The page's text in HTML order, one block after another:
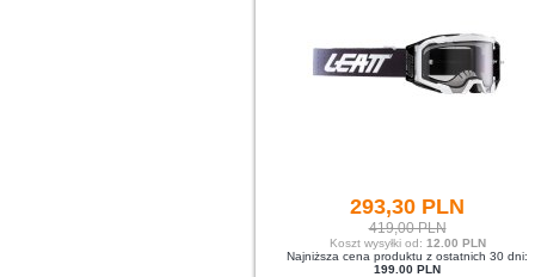
293,30 PLN
419,00 PLN
Koszt wysyłki od: 12.00 PLN
Najniższa cena produktu z ostatnich 30 dni:
199.00 PLN